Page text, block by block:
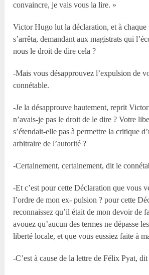
convaincre, je vais vous la lire. »
Victor Hugo lut la déclaration, et à chaque
s’arrêta, demandant aux magistrats qui
nous le droit de dire cela ?
-Mais vous désapprouvez l’expulsion de
connétable.
-Je la désapprouve hautement, reprit
n’avais-je pas le droit de le dire ? Votre
s’étendait-elle pas à permettre la critique
arbitraire de l’autorité ?
-Certainement, certainement, dit le
-Et c’est pour cette Déclaration que vous
l’ordre de mon ex- pulsion ? pour cette
reconnaissez qu’il était de mon devoir de
avouez qu’aucun des termes ne dépasse
liberté locale, et que vous eussiez faite à
-C’est à cause de la lettre de Félix Pyat,